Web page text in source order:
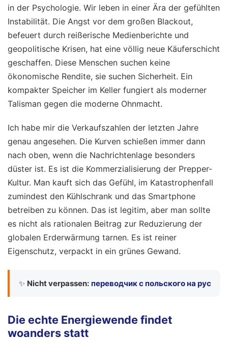
in der Psychologie. Wir leben in einer Ära der gefühlten
Instabilität. Die Angst vor dem großen Blackout,
befeuert durch reißerische Medienberichte und
geopolitische Krisen, hat eine völlig neue Käuferschicht
geschaffen. Diese Menschen suchen keine
ökonomische Rendite, sie suchen Sicherheit. Ein
kompakter Speicher im Keller fungiert als moderner
Talisman gegen die moderne Ohnmacht.
Ich habe mir die Verkaufszahlen der letzten Jahre
genau angesehen. Die Kurven schießen immer dann
nach oben, wenn die Nachrichtenlage besonders
düster ist. Es ist die Kommerzialisierung der Prepper-
Kultur. Man kauft sich das Gefühl, im Katastrophenfall
zumindest den Kühlschrank und das Smartphone
betreiben zu können. Das ist legitim, aber man sollte
es nicht als rationalen Beitrag zur Reduzierung der
globalen Erderwärmung tarnen. Es ist reiner
Eigenschutz, verpackt in ein grünes Gewand.
✨ Nicht verpassen: переводчик с польского на рус
Die echte Energiewende findet
woanders statt